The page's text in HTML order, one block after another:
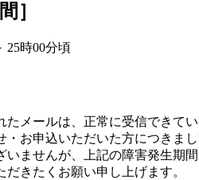
］
25時00分頃
たメールは、正常に受信できて
お申込いただいた方につきま
ませんが、上記の障害発生期
きたくお願い申し上げます。